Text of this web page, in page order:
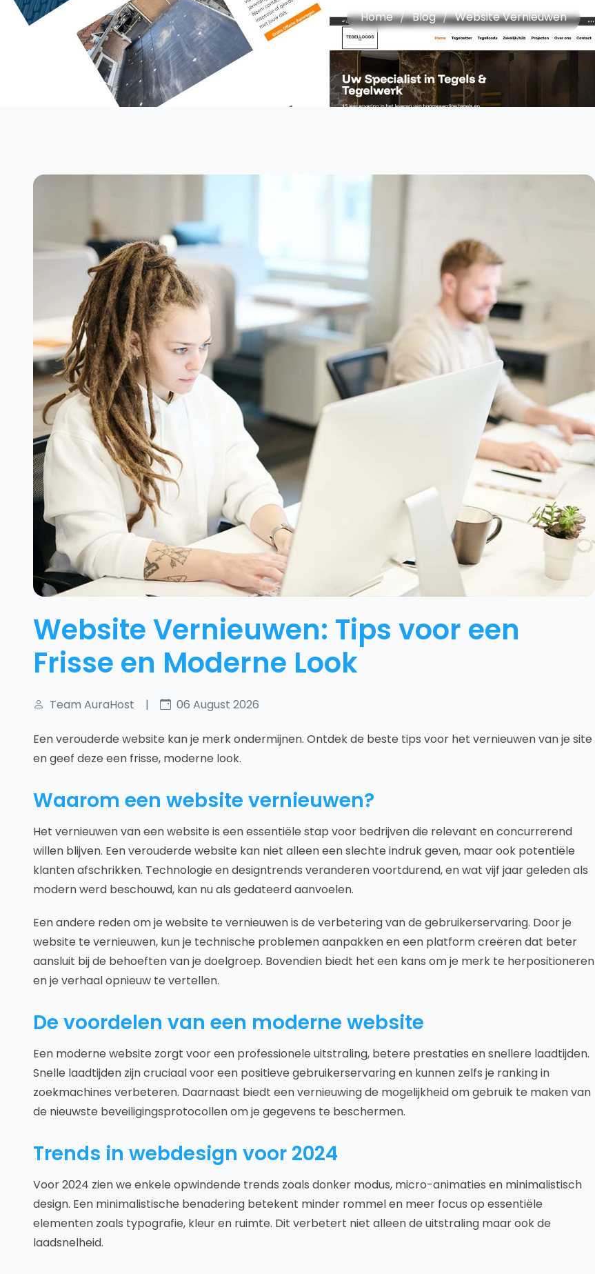
Home / Blog / Website Vernieuwen
Website Vernieuwen: Tips voor een
Frisse en Moderne Look
Team AuraHost | 06 August 2026
Een verouderde website kan je merk ondermijnen. Ontdek de beste tips voor het vernieuwen van je site
en geef deze een frisse, moderne look.
Waarom een website vernieuwen?
Het vernieuwen van een website is een essentiële stap voor bedrijven die relevant en concurrerend
willen blijven. Een verouderde website kan niet alleen een slechte indruk geven, maar ook potentiële
klanten afschrikken. Technologie en designtrends veranderen voortdurend, en wat vijf jaar geleden als
modern werd beschouwd, kan nu als gedateerd aanvoelen.
Een andere reden om je website te vernieuwen is de verbetering van de gebruikerservaring. Door je
website te vernieuwen, kun je technische problemen aanpakken en een platform creëren dat beter
aansluit bij de behoeften van je doelgroep. Bovendien biedt het een kans om je merk te herpositioneren
en je verhaal opnieuw te vertellen.
De voordelen van een moderne website
Een moderne website zorgt voor een professionele uitstraling, betere prestaties en snellere laadtijden.
Snelle laadtijden zijn cruciaal voor een positieve gebruikerservaring en kunnen zelfs je ranking in
zoekmachines verbeteren. Daarnaast biedt een vernieuwing de mogelijkheid om gebruik te maken van
de nieuwste beveiligingsprotocollen om je gegevens te beschermen.
Trends in webdesign voor 2024
Voor 2024 zien we enkele opwindende trends zoals donker modus, micro-animaties en minimalistisch
design. Een minimalistische benadering betekent minder rommel en meer focus op essentiële
elementen zoals typografie, kleur en ruimte. Dit verbetert niet alleen de uitstraling maar ook de
laadsnelheid.